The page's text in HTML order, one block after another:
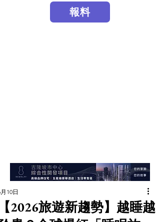
報料
2026旅遊新趨勢】越睡越
10日